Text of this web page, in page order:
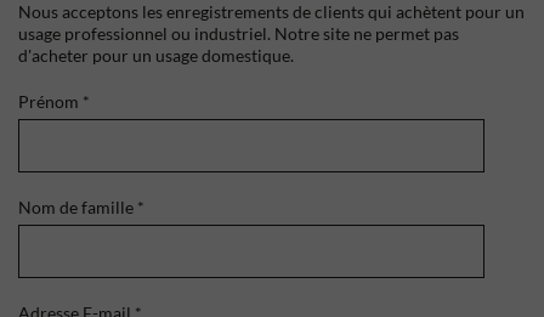
Nous acceptons les enregistrements de clients qui achètent pour un
usage professionnel ou industriel. Notre site ne permet pas
d'acheter pour un usage domestique.
Prénom *
Nom de famille *
Adresse E-mail *